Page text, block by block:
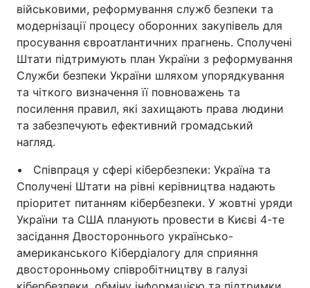
військовими, реформування служб безпеки та
модернізації процесу оборонних закупівель для
просування євроатлантичних прагнень. Сполучені
Штати підтримують план України з реформування
Служби безпеки України шляхом упорядкування
та чіткого визначення її повноважень та
посилення правил, які захищають права людини
та забезпечують ефективний громадський
нагляд.
• Співпраця у сфері кібербезпеки: Україна та
Сполучені Штати на рівні керівництва надають
пріоритет питанням кібербезпеки. У жовтні уряди
України та США планують провести в Києві 4-те
засідання Двостороннього українсько-
американського Кібердіалогу для сприяння
двосторонньому співробітництву в галузі